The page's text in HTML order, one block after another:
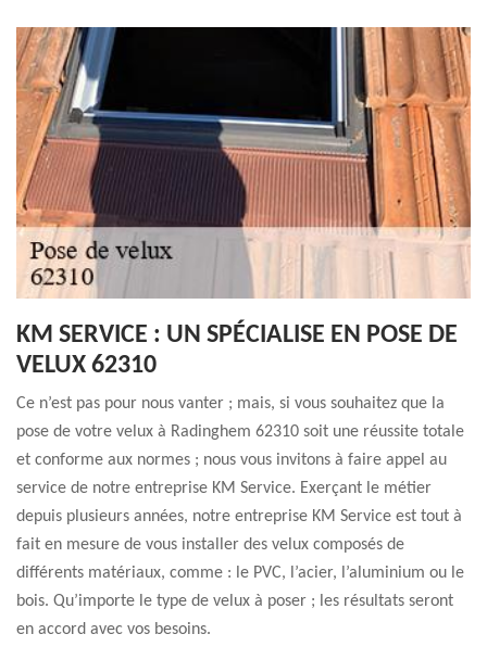
KM SERVICE : UN SPÉCIALISE EN POSE DE
VELUX 62310
Ce n’est pas pour nous vanter ; mais, si vous souhaitez que la
pose de votre velux à Radinghem 62310 soit une réussite totale
et conforme aux normes ; nous vous invitons à faire appel au
service de notre entreprise KM Service. Exerçant le métier
depuis plusieurs années, notre entreprise KM Service est tout à
fait en mesure de vous installer des velux composés de
différents matériaux, comme : le PVC, l’acier, l’aluminium ou le
bois. Qu’importe le type de velux à poser ; les résultats seront
en accord avec vos besoins.